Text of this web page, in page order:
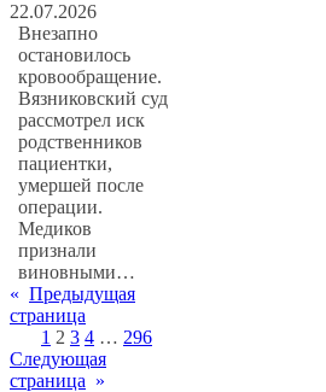
22.07.2026
Внезапно
остановилось
кровообращение.
Вязниковский суд
рассмотрел иск
родственников
пациентки,
умершей после
операции.
Медиков
признали
виновными…
« Предыдущая
страница
1 2 3 4 … 296
Следующая
страница »